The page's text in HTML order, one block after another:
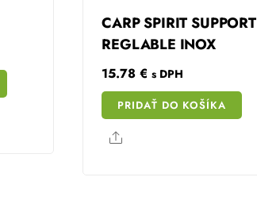
CARP SPIRIT SUPPORT
REGLABLE INOX
15.78€ s DPH
PRIDAŤ DO KOŠÍKA
Share